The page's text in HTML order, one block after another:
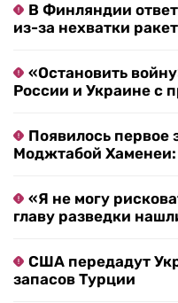
В Финляндии
из-за нехватки
«Остановить
России и Украине с
Появилось первое
Моджтабой Хаменеи:
«Я не могу
главу разведки
США передадут
запасов Турции